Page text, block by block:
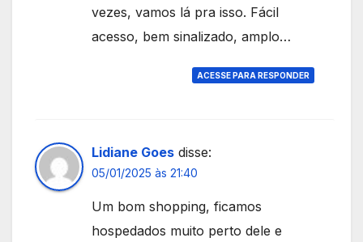
vezes, vamos lá pra isso. Fácil
acesso, bem sinalizado, amplo…
ACESSE PARA RESPONDER
Lidiane Goes disse:
05/01/2025 às 21:40
Um bom shopping, ficamos
hospedados muito perto dele e